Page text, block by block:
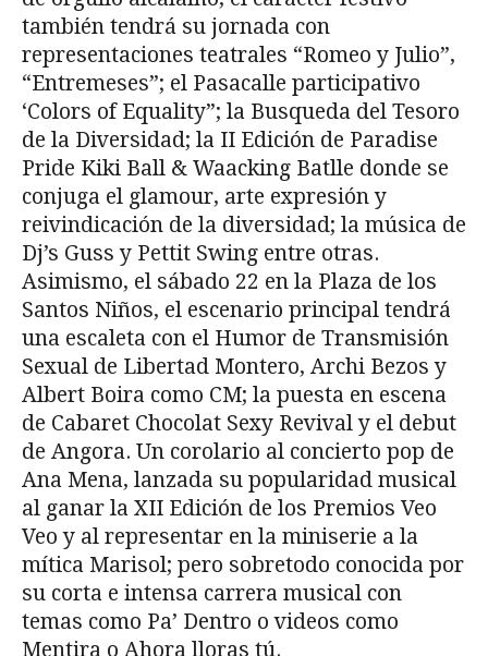
también tendrá su jornada con
representaciones teatrales “Romeo y Julio”,
“Entremeses”; el Pasacalle participativo
‘Colors of Equality”; la Busqueda del Tesoro
de la Diversidad; la II Edición de Paradise
Pride Kiki Ball & Waacking Batlle donde se
conjuga el glamour, arte expresión y
reivindicación de la diversidad; la música de
Dj’s Guss y Pettit Swing entre otras.
Asimismo, el sábado 22 en la Plaza de los
Santos Niños, el escenario principal tendrá
una escaleta con el Humor de Transmisión
Sexual de Libertad Montero, Archi Bezos y
Albert Boira como CM; la puesta en escena
de Cabaret Chocolat Sexy Revival y el debut
de Angora. Un corolario al concierto pop de
Ana Mena, lanzada su popularidad musical
al ganar la XII Edición de los Premios Veo
Veo y al representar en la miniserie a la
mítica Marisol; pero sobretodo conocida por
su corta e intensa carrera musical con
temas como Pa’ Dentro o videos como
Mentira o Ahora lloras tú.